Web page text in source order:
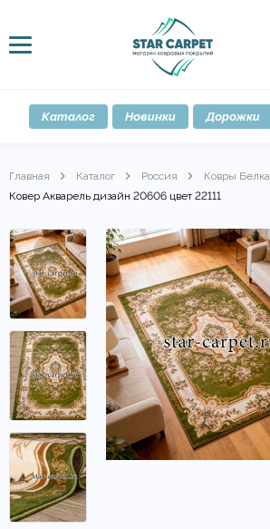
Каталог Новинки Дорожки
Главная Каталог Россия Ковры Белка
Ковер Акварель дизайн 20606 цвет 22111